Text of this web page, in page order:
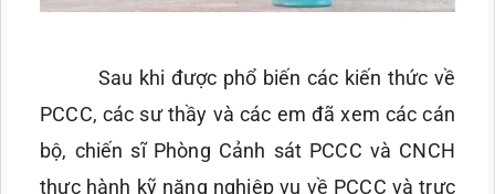
Sau khi được phổ biến các kiến thức về
PCCC, các sư thầy và các em đã xem các cán
bộ, chiến sĩ Phòng Cảnh sát PCCC và CNCH
thực hành kỹ năng nghiệp vụ về PCCC và trực